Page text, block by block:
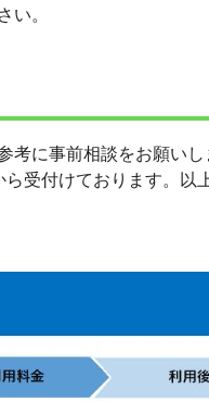
い。
考に事前相談をお願いし
受付けております。以